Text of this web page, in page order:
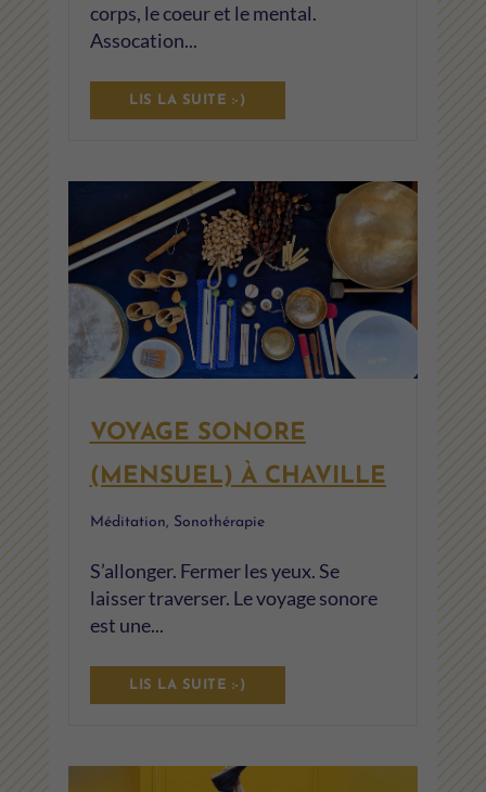
corps, le coeur et le mental.
Assocation...
LIS LA SUITE :-)
VOYAGE SONORE
(MENSUEL) À CHAVILLE
Méditation, Sonothérapie
S’allonger. Fermer les yeux. Se
laisser traverser. Le voyage sonore
est une...
LIS LA SUITE :-)